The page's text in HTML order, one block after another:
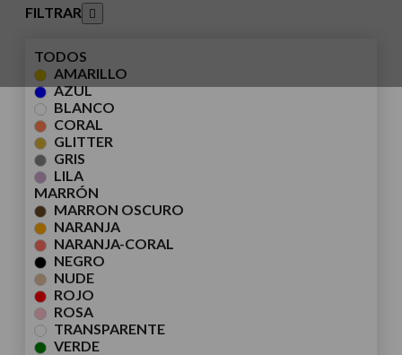
FILTRAR
TODOS
AMARILLO
AZUL
BLANCO
CORAL
GLITTER
GRIS
LILA
MARRÓN
MARRON OSCURO
NARANJA
NARANJA-CORAL
NEGRO
NUDE
ROJO
ROSA
TRANSPARENTE
VERDE